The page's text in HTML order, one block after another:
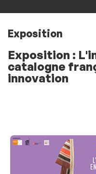
Exposition
Exposition :
catalogne
innovation